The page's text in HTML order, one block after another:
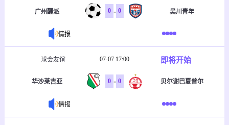
广州醒派 0 - 0 吴川青年
情报
球会友谊 07-07 17:00 即将开始
华沙莱吉亚 0 - 0 贝尔谢巴夏普尔
情报